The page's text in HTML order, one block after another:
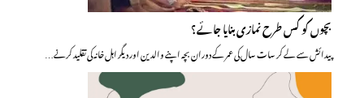
بچوں کو کس طرح نمازی بنایا جائے؟
پیدائش سے لے کر سات سال کی عمر کے دوران بچہ اپنے والدین اور دیگر اہل خانہ کی تقلید کرنے…